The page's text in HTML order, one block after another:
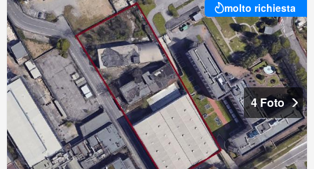
molto richiesta
4 Foto